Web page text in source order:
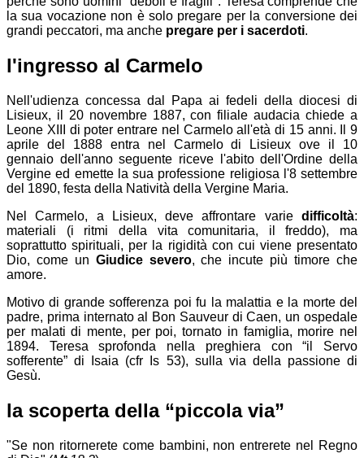
la sua vocazione non è solo pregare per la conversione dei
grandi peccatori, ma anche pregare per i sacerdoti.
l'ingresso al Carmelo
Nell'udienza concessa dal Papa ai fedeli della diocesi di
Lisieux, il 20 novembre 1887, con filiale audacia chiede a
Leone XIII di poter entrare nel Carmelo all'età di 15 anni. Il 9
aprile del 1888 entra nel Carmelo di Lisieux ove il 10
gennaio dell'anno seguente riceve l'abito dell'Ordine della
Vergine ed emette la sua professione religiosa l'8 settembre
del 1890, festa della Natività della Vergine Maria.
Nel Carmelo, a Lisieux, deve affrontare varie difficoltà:
materiali (i ritmi della vita comunitaria, il freddo), ma
soprattutto spirituali, per la rigidità con cui viene presentato
Dio, come un Giudice severo, che incute più timore che
amore.
Motivo di grande sofferenza poi fu la malattia e la morte del
padre, prima internato al Bon Sauveur di Caen, un ospedale
per malati di mente, per poi, tornato in famiglia, morire nel
1894. Teresa sprofonda nella preghiera con “il Servo
sofferente” di Isaia (cfr Is 53), sulla via della passione di
Gesù.
la scoperta della “piccola via”
"Se non ritornerete come bambini, non entrerete nel Regno